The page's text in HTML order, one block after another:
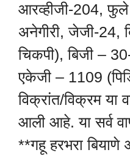
आरव्हीजी-204, फुले
अनेगीरी, जेजी-24,
चिकपी), बिजी –
एकेजी – 1109
विक्रांत/विक्रम या
आली आहे. या सर्व
**गहू हरभरा बियाणे